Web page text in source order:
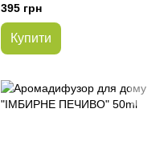
395 грн
Купити